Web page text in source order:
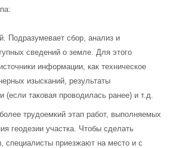
Подразумевает сбор, анализ и
сведений о земле. Для этого
информации, как техническое
изысканий, результаты
(если таковая проводилась ранее) и т.д.
трудоемкий этап работ, выполняемых
геодезии участка. Чтобы сделать
специалисты приезжают на место и с